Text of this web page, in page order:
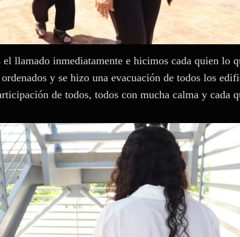
el llamado inmediatamente e hicimos cada quien lo
y se hizo una evacuación de todos los
de todos, todos con mucha calma y cada